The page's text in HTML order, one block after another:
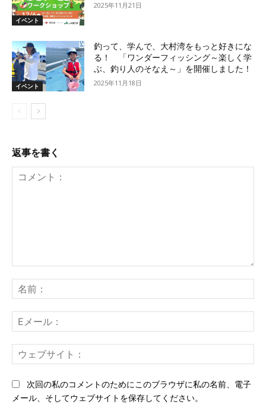
イベント
2025年11月21日
イベント
釣って、学んで、大村湾をもっと好きにな
る！ 「ワンダーフィッシング～楽しく学
ぶ、釣り人のそなえ～」を開催しました！
2025年11月18日
返事を書く
ン
ト：
前
メ
ー
ェ
次回の私のコメントのためにこのブラウザに私の名前、電子
メール、そしてウェブサイトを保存してください。